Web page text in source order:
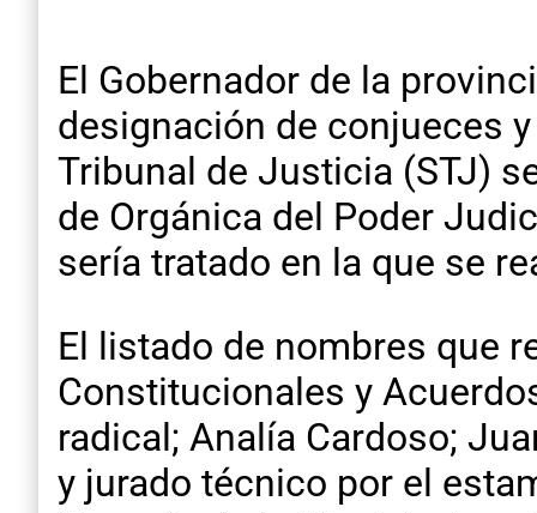
El Gobernador de la
designación de conjueces
Tribunal de Justicia (STJ)
de Orgánica del Poder
sería tratado en la que se
El listado de nombres que
Constitucionales y
radical; Analía Cardoso;
y jurado técnico por el